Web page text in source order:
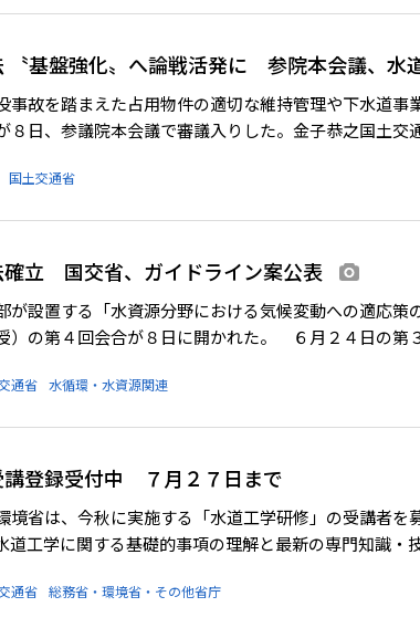
〝基盤強化〟へ論戦活発に 参院本会議、水
故を踏まえた占用物件の適切な維持管理や下水道事
８日、参議院本会議で審議入りした。金子恭之国土交
国土交通省
確立 国交省、ガイドライン案公表
設置する「水資源分野における気候変動への適応策
）の第４回会合が８日に開かれた。 ６月２４日の第
通省 水循環・水資源関連
講登録受付中 ７月２７日まで
省は、今秋に実施する「水道工学研修」の受講者を
工学に関する基礎的事項の理解と最新の専門知識・
通省 総務省・環境省・その他省庁